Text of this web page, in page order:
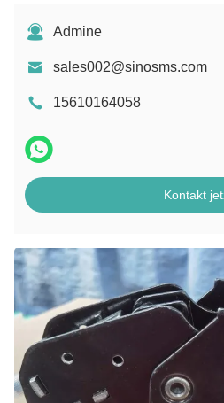
Admine
sales002@sinosms.com
15610164058
Kontakt